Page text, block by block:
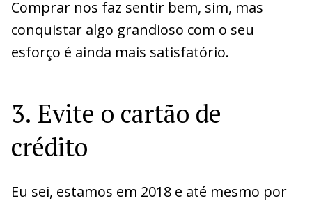
Comprar nos faz sentir bem, sim, mas
conquistar algo grandioso com o seu
esforço é ainda mais satisfatório.
3. Evite o cartão de
crédito
Eu sei, estamos em 2018 e até mesmo por